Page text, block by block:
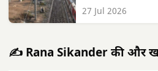
27 Jul 2026
✍️ Rana Sikander की और